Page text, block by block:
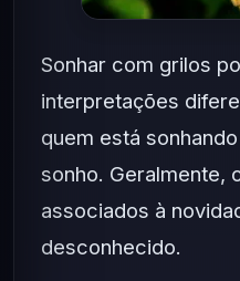
Sonhar com grilos
interpretações
quem está
sonho. Geralmente,
associados à
desconhecido.